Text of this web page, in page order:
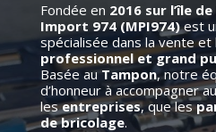
Fondée en 2016 sur l’île
Import 974 (MPI974)est
spécialisée dans la vente et
professionnel et grand
Basée auTampon, notre
d’honneur à accompagner
lesentreprises, que les
de bricolage.